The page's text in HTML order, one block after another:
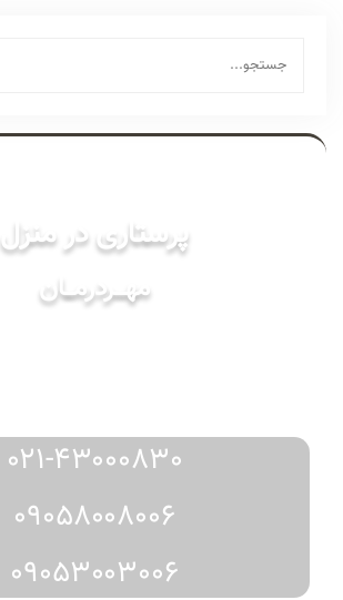
پرستاری در منزل
مهـــردرمـــان
021-43000830
09058008006
09053003006